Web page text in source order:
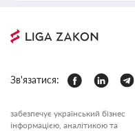
Зв'язатися:
забезпечує український бізнес
інформацією, аналітикою та